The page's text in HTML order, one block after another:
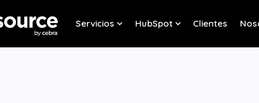
Servicios
Show submenu for Servicios
HubSpot
Show submenu
Clientes